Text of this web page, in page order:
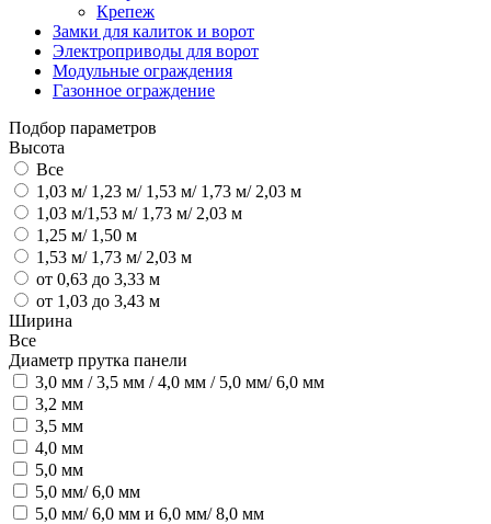
Крепеж
Замки для калиток и ворот
Электроприводы для ворот
Модульные ограждения
Газонное ограждение
Подбор параметров
Высота
Все
1,03 м/ 1,23 м/ 1,53 м/ 1,73 м/ 2,03 м
1,03 м/1,53 м/ 1,73 м/ 2,03 м
1,25 м/ 1,50 м
1,53 м/ 1,73 м/ 2,03 м
от 0,63 до 3,33 м
от 1,03 до 3,43 м
Ширина
Все
Диаметр прутка панели
3,0 мм / 3,5 мм / 4,0 мм / 5,0 мм/ 6,0 мм
3,2 мм
3,5 мм
4,0 мм
5,0 мм
5,0 мм/ 6,0 мм
5,0 мм/ 6,0 мм и 6,0 мм/ 8,0 мм